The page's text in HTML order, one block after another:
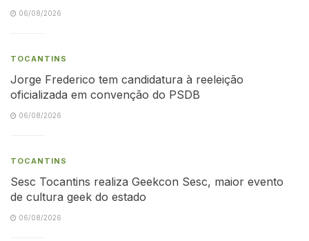
06/08/2026
TOCANTINS
Jorge Frederico tem candidatura à reeleição
oficializada em convenção do PSDB
06/08/2026
TOCANTINS
Sesc Tocantins realiza Geekcon Sesc, maior evento
de cultura geek do estado
06/08/2026